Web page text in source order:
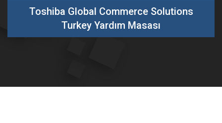
Toshiba Global Commerce Solutions
Turkey Yardım Masası